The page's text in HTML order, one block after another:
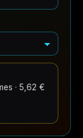
· 5,62 €